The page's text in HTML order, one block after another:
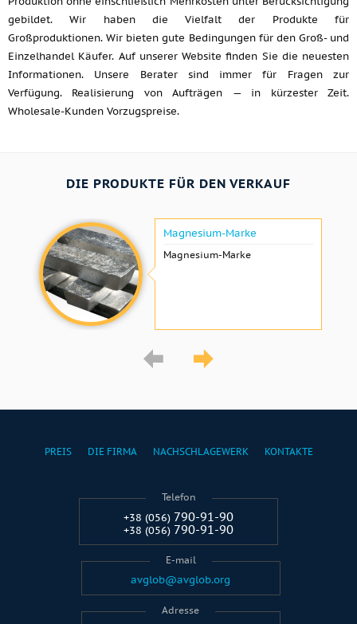
gebildet. Wir haben die Vielfalt der Produkte für
Großproduktionen. Wir bieten gute Bedingungen für den Groß- und
Einzelhandel Käufer. Auf unserer Website finden Sie die neuesten
Informationen. Unsere Berater sind immer für Fragen zur
Verfügung. Realisierung von Aufträgen — in kürzester Zeit.
Wholesale-Kunden Vorzugspreise.
DIE PRODUKTE FÜR DEN VERKAUF
Magnesium-Marke
Magnesium-Marke
PREIS DIE FIRMA NACHSCHLAGEWERK KONTAKTE
Telefon
+38 (056) 790-91-90
+38 (056) 790-91-90
E-mail
avglob@avglob.org
Adresse